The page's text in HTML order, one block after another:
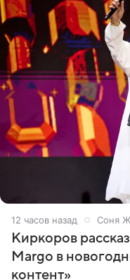
12 часов назад Соня
Киркоров
Margo в
контент»